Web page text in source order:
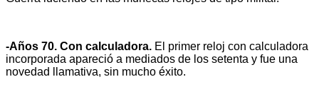
-Años 70. Con calculadora. El primer reloj con calculadora
incorporada apareció a mediados de los setenta y fue una
novedad llamativa, sin mucho éxito.